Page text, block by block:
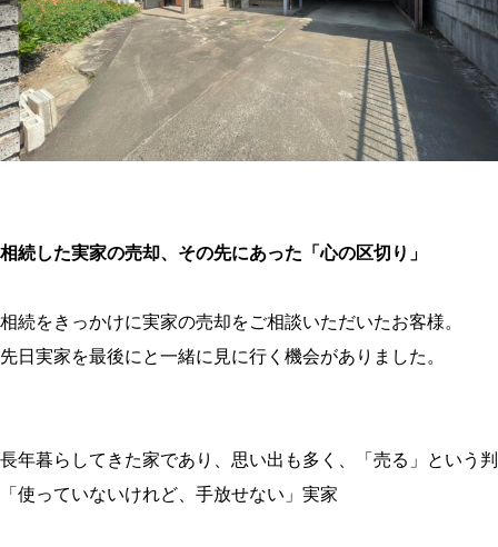
相続した実家の売却、その先にあった「心の区切り」
相続をきっかけに実家の売却をご相談いただいたお
先日実家を最後にと一緒に見に行く機会がありました。
長年暮らしてきた家であり、思い出も多く、「売る」という
「使っていないけれど、手放せない」実家